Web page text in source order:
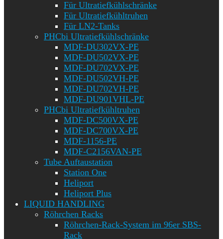
Für Ultratiefkühlschränke
Für Ultratiefkühltruhen
Für LN2-Tanks
PHCbi Ultratiefkühlschränke
MDF-DU302VX-PE
MDF-DU502VX-PE
MDF-DU702VX-PE
MDF-DU502VH-PE
MDF-DU702VH-PE
MDF-DU901VHL-PE
PHCbi Ultratiefkühltruhen
MDF-DC500VX-PE
MDF-DC700VX-PE
MDF-1156-PE
MDF-C2156VAN-PE
Tube Auftaustation
Station One
Heliport
Heliport Plus
LIQUID HANDLING
Röhrchen Racks
Röhrchen-Rack-System im 96er SBS-
Rack